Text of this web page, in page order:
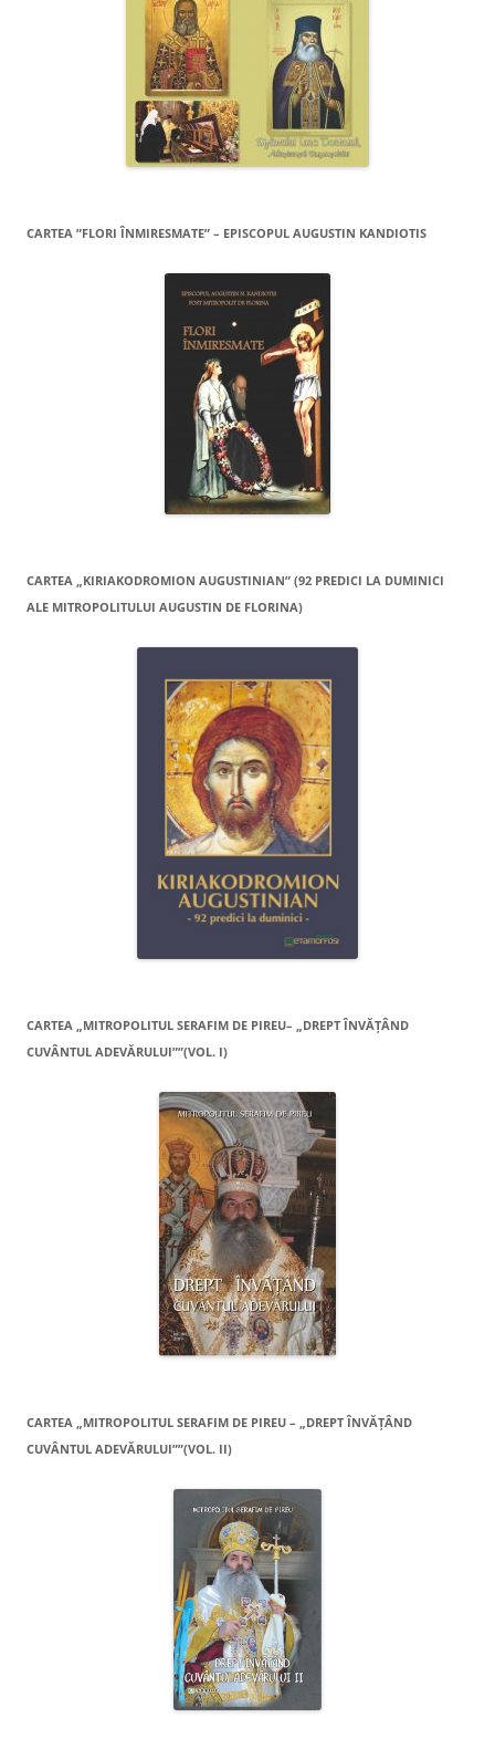
CARTEA ”FLORI ÎNMIRESMATE” – EPISCOPUL AUGUSTIN KANDIOTIS
CARTEA „KIRIAKODROMION AUGUSTINIAN” (92 PREDICI LA DUMINICI
ALE MITROPOLITULUI AUGUSTIN DE FLORINA)
CARTEA „MITROPOLITUL SERAFIM DE PIREU– „DREPT ÎNVĂŢÂND
CUVÂNTUL ADEVĂRULUI””(VOL. I)
CARTEA „MITROPOLITUL SERAFIM DE PIREU – „DREPT ÎNVĂŢÂND
CUVÂNTUL ADEVĂRULUI””(VOL. II)